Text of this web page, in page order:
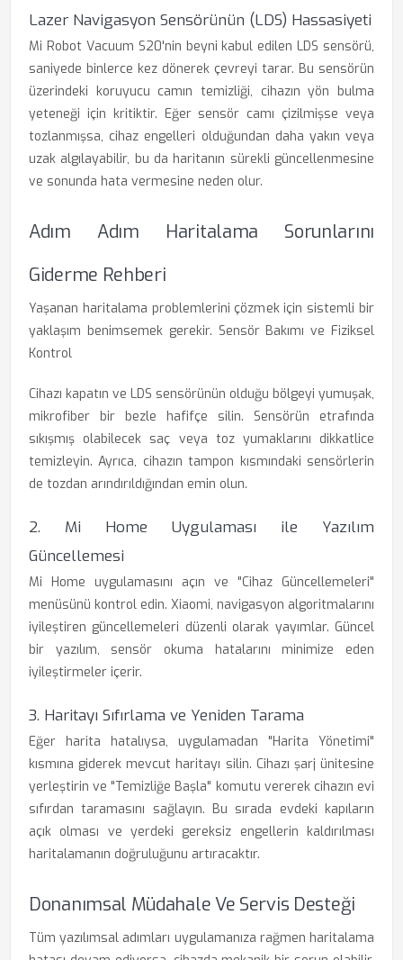
Lazer Navigasyon Sensörünün (LDS) Hassasiyeti
Mi Robot Vacuum S20'nin beyni kabul edilen LDS sensörü,
saniyede binlerce kez dönerek çevreyi tarar. Bu sensörün
üzerindeki koruyucu camın temizliği, cihazın yön bulma
yeteneği için kritiktir. Eğer sensör camı çizilmişse veya
tozlanmışsa, cihaz engelleri olduğundan daha yakın veya
uzak algılayabilir, bu da haritanın sürekli güncellenmesine
ve sonunda hata vermesine neden olur.
Adım Adım Haritalama Sorunlarını
Giderme Rehberi
Yaşanan haritalama problemlerini çözmek için sistemli bir
yaklaşım benimsemek gerekir. Sensör Bakımı ve Fiziksel
Kontrol
Cihazı kapatın ve LDS sensörünün olduğu bölgeyi yumuşak,
mikrofiber bir bezle hafifçe silin. Sensörün etrafında
sıkışmış olabilecek saç veya toz yumaklarını dikkatlice
temizleyin. Ayrıca, cihazın tampon kısmındaki sensörlerin
de tozdan arındırıldığından emin olun.
2. Mi Home Uygulaması ile Yazılım
Güncellemesi
Mi Home uygulamasını açın ve "Cihaz Güncellemeleri"
menüsünü kontrol edin. Xiaomi, navigasyon algoritmalarını
iyileştiren güncellemeleri düzenli olarak yayımlar. Güncel
bir yazılım, sensör okuma hatalarını minimize eden
iyileştirmeler içerir.
3. Haritayı Sıfırlama ve Yeniden Tarama
Eğer harita hatalıysa, uygulamadan "Harita Yönetimi"
kısmına giderek mevcut haritayı silin. Cihazı şarj ünitesine
yerleştirin ve "Temizliğe Başla" komutu vererek cihazın evi
sıfırdan taramasını sağlayın. Bu sırada evdeki kapıların
açık olması ve yerdeki gereksiz engellerin kaldırılması
haritalamanın doğruluğunu artıracaktır.
Donanımsal Müdahale Ve Servis Desteği
Tüm yazılımsal adımları uygulamanıza rağmen haritalama